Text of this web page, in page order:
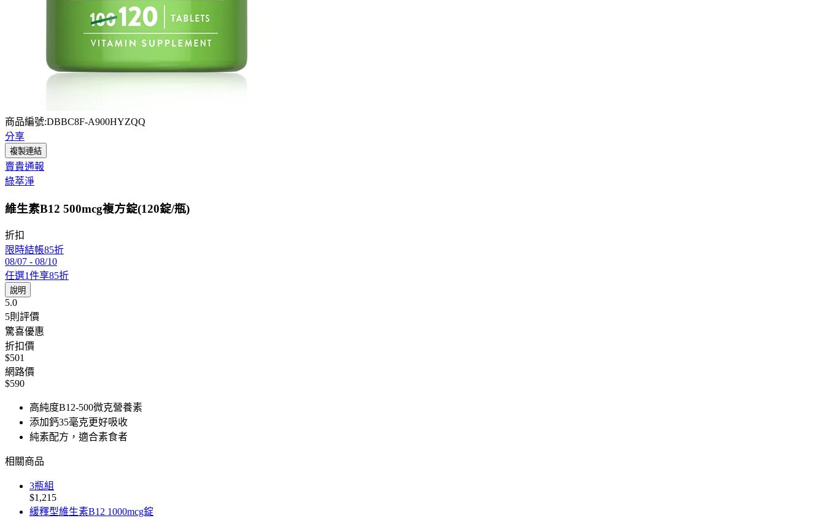
商品編號:DBBC8F-A900HYZQQ
分享
複製連結
賣貴通報
綠萃淨
維生素B12 500mcg複方錠(120錠/瓶)
折扣
限時結帳85折
08/07 - 08/10
任選1件享85折
說明
5.0
5則評價
驚喜優惠
折扣價
$501
網路價
$590
高純度B12-500微克營養素
添加鈣35毫克更好吸收
純素配方，適合素食者
相關商品
3瓶組
$1,215
緩釋型維生素B12 1000mcg錠